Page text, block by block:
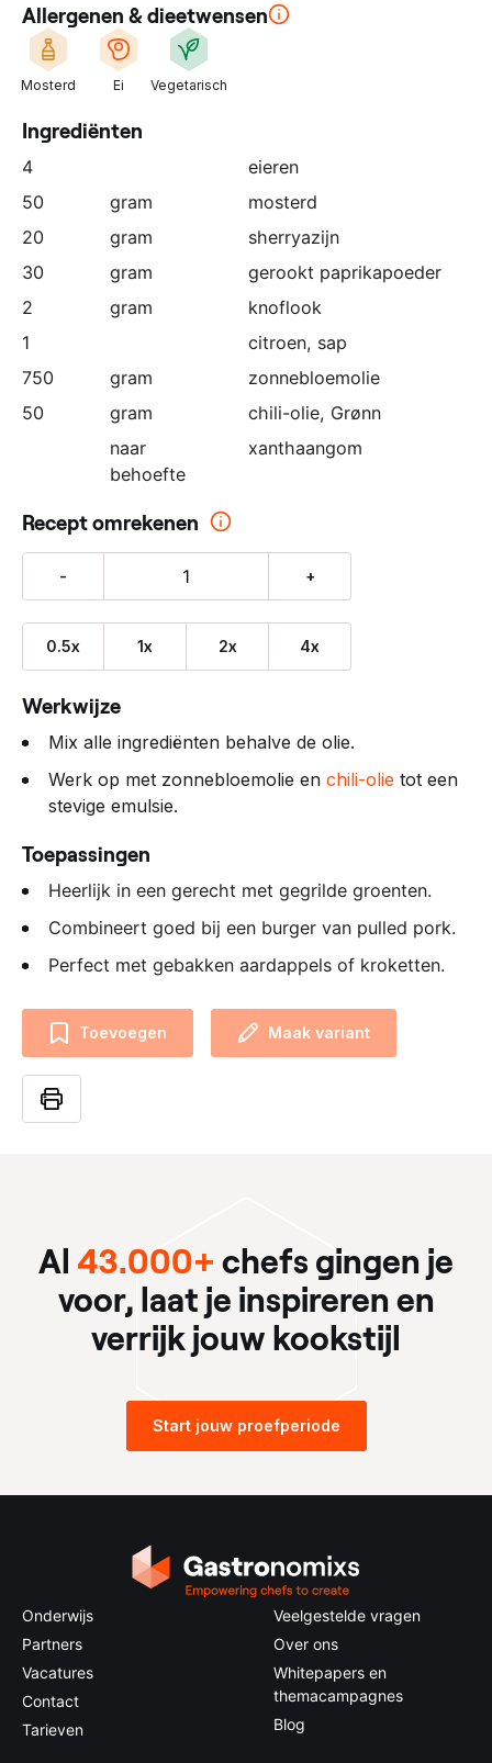
e
Allergenen & dieetwensen
Mosterd Ei Vegetarisch
Ingrediënten
4
eieren
50
gram
mosterd
20
gram
sherryazijn
30
gram
gerookt paprikapoeder
2
gram
knoflook
1
citroen, sap
750
gram
zonnebloemolie
50
gram
chili-olie, Grønn
naar
behoefte
xanthaangom
Recept omrekenen
- +
0.5x 1x 2x 4x
Werkwijze
Mix alle ingrediënten behalve de olie.
Werk op met zonnebloemolie en chili-olie tot een
stevige emulsie.
Toepassingen
Heerlijk in een gerecht met gegrilde groenten.
Combineert goed bij een burger van pulled pork.
Perfect met gebakken aardappels of kroketten.
Toevoegen Maak variant
Al 43.000+ chefs gingen je
voor, laat je inspireren en
verrijk jouw kookstijl
Start jouw proefperiode
Onderwijs
Partners
Vacatures
Contact
Tarieven
Veelgestelde vragen
Over ons
Whitepapers en
themacampagnes
Blog